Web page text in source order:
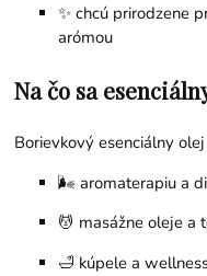
✨ chcú prirodzene
arómou
Na čo sa
Borievkový esenciálny
🌬️ aromaterapiu a
💆 masážne oleje a
🛁 kúpele a